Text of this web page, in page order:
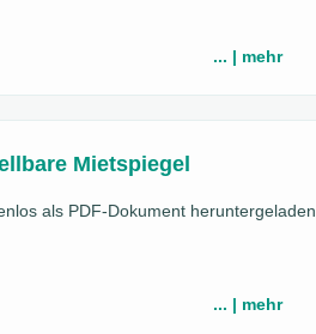
... | mehr
Mietspiegel
als PDF-Dokument heruntergeladen
... | mehr